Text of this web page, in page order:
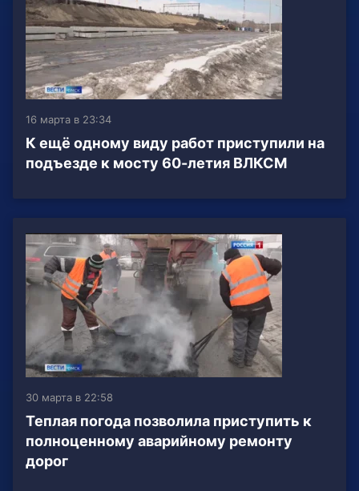
16 марта в 23:34
К ещё одному виду работ приступили на
подъезде к мосту 60-летия ВЛКСМ
30 марта в 22:58
Теплая погода позволила приступить к
полноценному аварийному ремонту
дорог